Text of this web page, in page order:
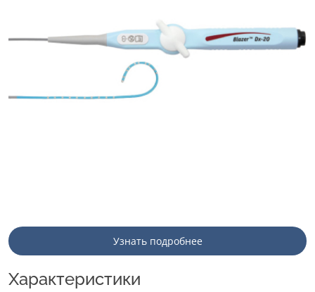
Узнать подробнее
Характеристики